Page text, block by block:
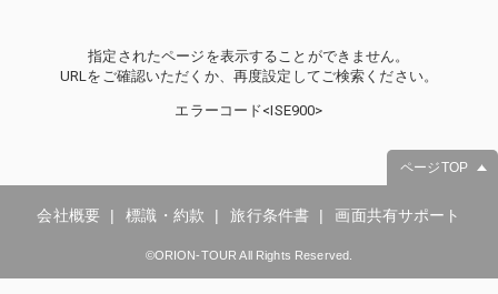
指定されたページを表示することができません。
URLをご確認いただくか、再度設定してご検索ください。
エラーコード<ISE900>
ページTOP
会社概要 標識・約款 旅行条件書 画面共有サポート
©ORION-TOUR All Rights Reserved.